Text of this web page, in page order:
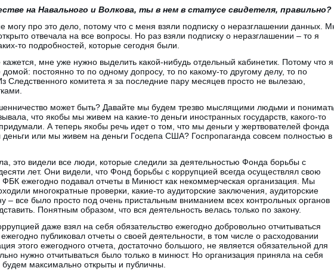
на Навального и Волкова, ты в нем в статусе свидетеля, правильно?
могу про это дело, потому что с меня взяли подписку о неразглашении данных.
отвечала на все вопросы. Но раз взяли подписку о неразглашении – то я
то подробностей, которые сегодня были.
мне уже нужно выделить какой-нибудь отдельный кабинетик. Потому что я
постоянно то по одному допросу, то по какому-то другому делу, то по
Следственного комитета я за последние пару месяцев просто не вылезаю,
может быть? Давайте мы будем трезво мыслящими людьми и
что якобы мы живем на какие-то деньги иностранных государств, какого-то
А теперь якобы речь идет о том, что мы деньги у жертвователей фонда
или мы живем на деньги Госдепа США? Госпропаганда совсем полностью в
это видели все люди, которые следили за деятельностью Фонда борьбы с
лет. Они видели, что Фонд борьбы с коррупцией всегда осуществлял свою
ФБК ежегодно подавал отчеты в Минюст как некоммерческая организация. Мы
многократные проверки, какие-то аудиторские заключения, аудиторские
– все было просто под очень пристальным вниманием всех контрольных органов
Понятным образом, что вся деятельность велась только по закону.
даже взял на себя обязательство ежегодно добровольно отчитываться
публиковал отчеты о своей деятельности, в том числе о расходовании
этого ежегодного отчета, достаточно большого, не является обязательной для
нужно отчитываться было только в минюст. Но организация приняла на себя
максимально открыты и публичны.